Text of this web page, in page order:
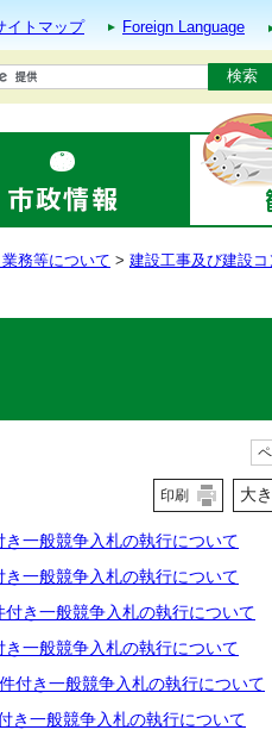
イトマップ Foreign Language
務等について > 建設工事及び建設
印刷 大
一般競争入札の執行について
一般競争入札の執行について
き一般競争入札の執行について
一般競争入札の執行について
付き一般競争入札の執行について
き一般競争入札の執行について